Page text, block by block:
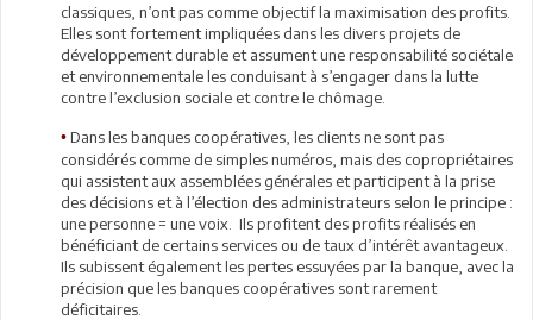
classiques, n’ont pas comme objectif la maximisation des profits.
Elles sont fortement impliquées dans les divers projets de
développement durable et assument une responsabilité sociétale
et environnementale les conduisant à s’engager dans la lutte
contre l’exclusion sociale et contre le chômage.
• Dans les banques coopératives, les clients ne sont pas
considérés comme de simples numéros, mais des copropriétaires
qui assistent aux assemblées générales et participent à la prise
des décisions et à l’élection des administrateurs selon le principe :
une personne = une voix. Ils profitent des profits réalisés en
bénéficiant de certains services ou de taux d’intérêt avantageux.
Ils subissent également les pertes essuyées par la banque, avec la
précision que les banques coopératives sont rarement
déficitaires.